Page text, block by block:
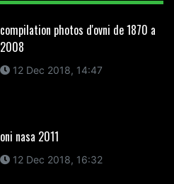
compilation photos d'ovni de 1870 a
2008
12 Dec 2018, 14:47
oni nasa 2011
12 Dec 2018, 16:32